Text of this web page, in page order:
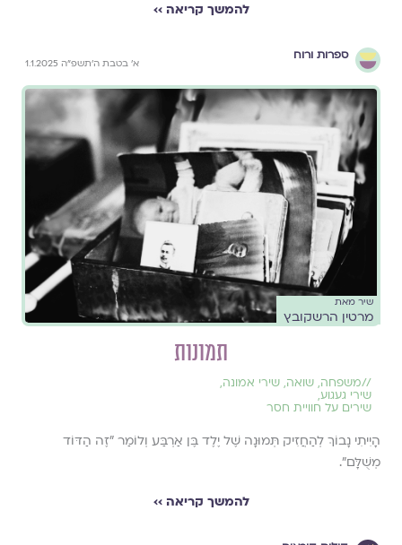
להמשך קריאה ››
ספרות ורוח
א׳ בטבת ה׳תשפ״ה 1.1.2025
שיר מאת
מרטין הרשקובץ
תמונות
//משפחה, שואה, שירי אמונה,
שירי געגוע,
שירים על חוויית חסר
הָיִיתִי נָבוֹךְ לְהַחֲזִיק תְּמוּנָה שֶׁל יֶלֶד בֶּן אַרְבַּע וְלוֹמַר "זֶה הַדּוֹד
מְשֻׁלָּם".
להמשך קריאה ››